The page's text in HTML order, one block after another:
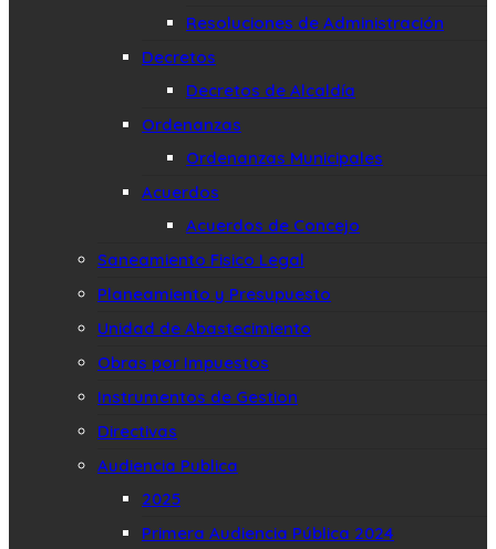
Resoluciones de Administración
Decretos
Decretos de Alcaldía
Ordenanzas
Ordenanzas Municipales
Acuerdos
Acuerdos de Concejo
Saneamiento Fisico Legal
Planeamiento y Presupuesto
Unidad de Abastecimiento
Obras por Impuestos
Instrumentos de Gestion
Directivas
Audiencia Publica
2025
Primera Audiencia Pública 2024